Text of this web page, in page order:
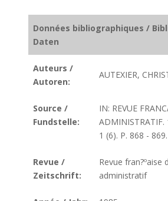
Données bibliographiques /
Daten
Auteurs /
Autoren:
AUTEXIER,
Source /
Fundstelle:
IN: REVUE
ADMINISTRATIF.
1 (6). P. 868 - 869.
Revue /
Zeitschrift:
Revue fran?ºaise
administratif